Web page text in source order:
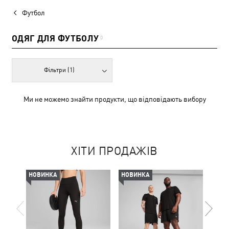
Футбол
ОДЯГ ДЛЯ ФУТБОЛУ 0
Фільтри (1)
Ми не можемо знайти продукти, що відповідають вибору
ХІТИ ПРОДАЖІВ
НОВИНКА НОВИНКА